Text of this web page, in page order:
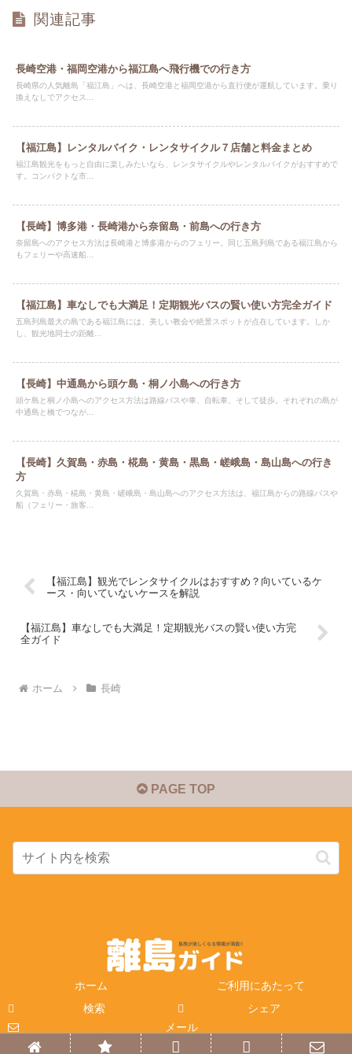
関連記事
長崎空港・福岡空港から福江島へ飛行機での行き方
長崎県の人気離島「福江島」へは、長崎空港と福岡空港から直行便が運航しています。乗り
換えなしでアクセス...
【福江島】レンタルバイク・レンタサイクル７店舗と料金まとめ
福江島観光をもっと自由に楽しみたいなら、レンタサイクルやレンタルバイクがおすすめで
す。コンパクトな市...
【長崎】博多港・長崎港から奈留島・前島への行き方
奈留島へのアクセス方法は長崎港と博多港からのフェリー。同じ五島列島である福江島から
もフェリーや高速船...
【福江島】車なしでも大満足！定期観光バスの賢い使い方完全ガイド
五島列島最大の島である福江島には、美しい教会や絶景スポットが点在しています。しか
し、観光地同士の距離...
【長崎】中通島から頭ケ島・桐ノ小島への行き方
頭ケ島と桐ノ小島へのアクセス方法は路線バスや車、自転車、そして徒歩。それぞれの島が
中通島と橋でつなが...
【長崎】久賀島・赤島・椛島・黄島・黒島・嵯峨島・島山島への行き
方
久賀島・赤島・椛島・黄島・嵯峨島・島山島へのアクセス方法は、福江島からの路線バスや
船（フェリー・旅客...
【福江島】観光でレンタサイクルはおすすめ？向いているケ
ース・向いていないケースを解説
【福江島】車なしでも大満足！定期観光バスの賢い使い方完
全ガイド
ホーム 長崎
PAGE TOP
ホーム
ご利用にあたって
検索
シェア
メール
© 2014-2026 離島ガイド.